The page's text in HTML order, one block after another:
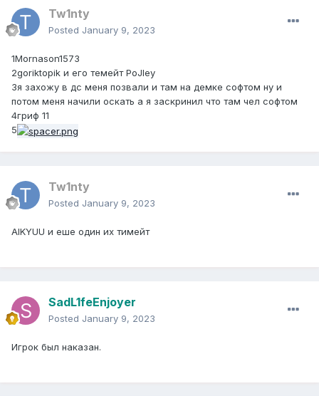
Tw1nty
Posted January 9, 2023
1Mornason1573
2goriktopik и его темейт PoJley
3я захожу в дс меня позвали и там на демке софтом ну и
потом меня начили оскать а я заскринил что там чел софтом
4гриф 11
5
Tw1nty
Posted January 9, 2023
AIKYUU и еше один их тимейт
SadL1feEnjoyer
Posted January 9, 2023
Игрок был наказан.